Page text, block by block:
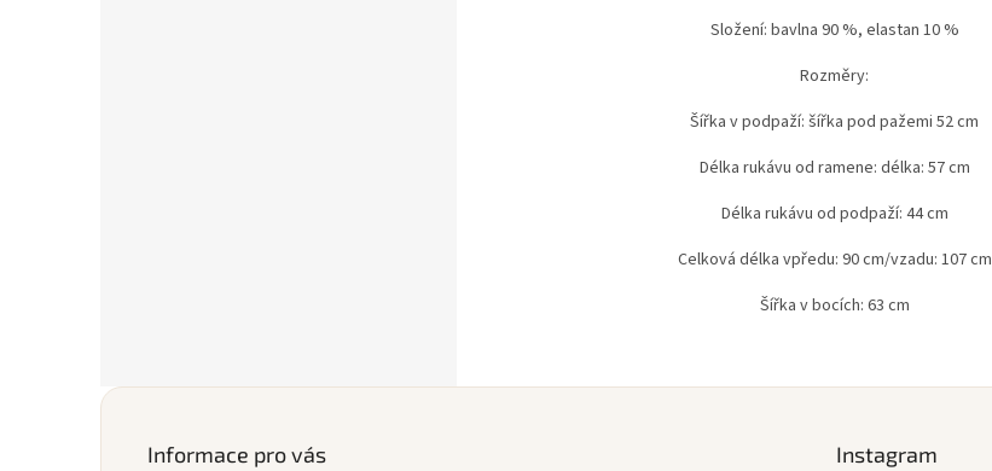
Složení: bavlna 90 %, elastan 10 %
Rozměry:
Šířka v podpaží: šířka pod pažemi 52 cm
Délka rukávu od ramene: délka: 57 cm
Délka rukávu od podpaží: 44 cm
Celková délka vpředu: 90 cm/vzadu: 107 cm
Šířka v bocích: 63 cm
Informace pro vás Instagram